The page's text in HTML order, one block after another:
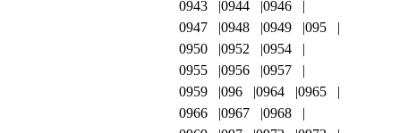
0943
0944
0946
0947
0948 0949
095
0950
0952
0954
0955
0956
0957
0959
096 0964
0965
0966
0967
0968